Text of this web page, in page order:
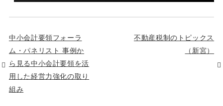
中小会計要領フォーラ
ム・パネリスト 事例か
ら見る中小会計要領を活
用した経営力強化の取り
組み
不動産税制のトピックス
（新宮）